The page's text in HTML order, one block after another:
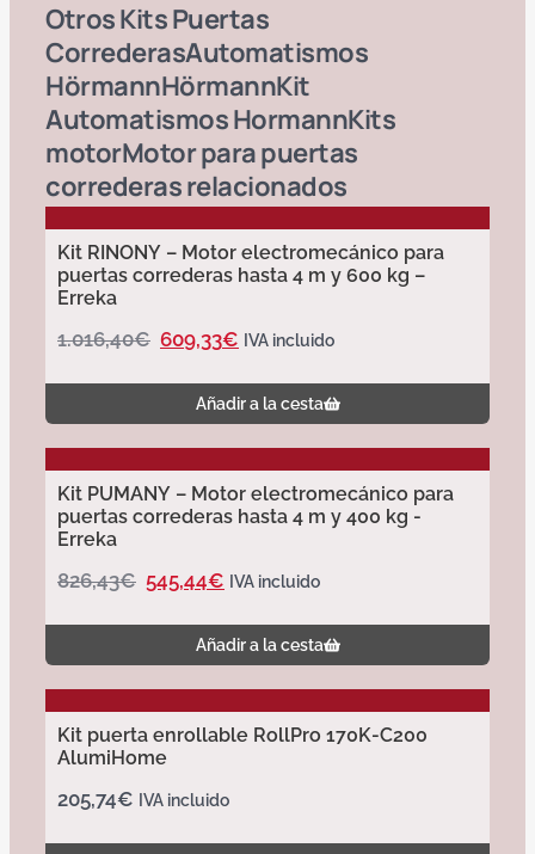
OtrosKits Puertas
CorrederasAutomatismos
HörmannHörmannKit
Automatismos HormannKits
motorMotor para puertas
correderasrelacionados
Kit RINONY – Motor electromecánico para
puertas correderas hasta 4 m y 600 kg –
Erreka
1.016,40€ 609,33€ IVA incluido
Añadir a la cesta
Kit PUMANY – Motor electromecánico para
puertas correderas hasta 4 m y 400 kg -
Erreka
826,43€ 545,44€ IVA incluido
Añadir a la cesta
Kit puerta enrollable RollPro 170K-C200
AlumiHome
205,74€ IVA incluido